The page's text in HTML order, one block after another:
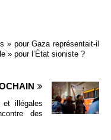
» pour Gaza représentait-il
» pour l’État sioniste ?
et illégales
des